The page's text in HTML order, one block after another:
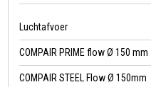
Luchtafvoer
COMPAIR PRIME flow Ø 150 mm
COMPAIR STEEL Flow Ø 150mm